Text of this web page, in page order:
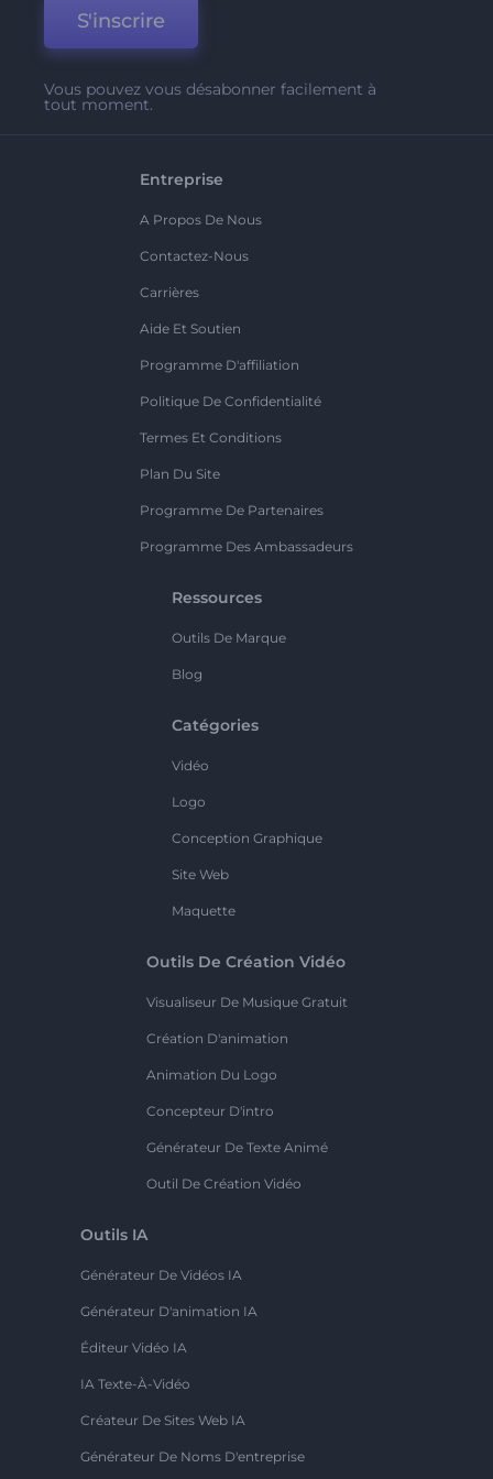
S'inscrire
Vous pouvez vous désabonner facilement à
tout moment.
Entreprise
A Propos De Nous
Contactez-Nous
Carrières
Aide Et Soutien
Programme D'affiliation
Politique De Confidentialité
Termes Et Conditions
Plan Du Site
Programme De Partenaires
Programme Des Ambassadeurs
Ressources
Outils De Marque
Blog
Catégories
Vidéo
Logo
Conception Graphique
Site Web
Maquette
Outils De Création Vidéo
Visualiseur De Musique Gratuit
Création D'animation
Animation Du Logo
Concepteur D'intro
Générateur De Texte Animé
Outil De Création Vidéo
Outils IA
Générateur De Vidéos IA
Générateur D'animation IA
Éditeur Vidéo IA
IA Texte-À-Vidéo
Créateur De Sites Web IA
Générateur De Noms D'entreprise